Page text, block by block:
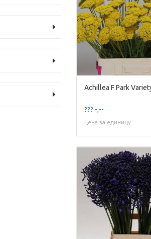
Achillea F Park
??? -,--
цена за единицу